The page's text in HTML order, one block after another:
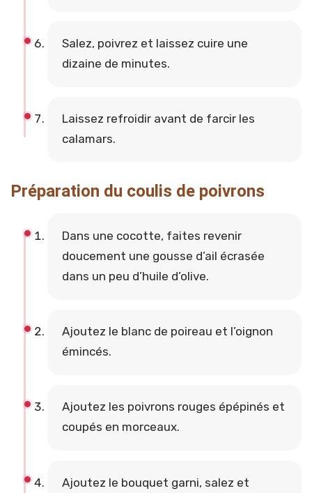
Salez, poivrez et laissez cuire une
dizaine de minutes.
Laissez refroidir avant de farcir les
calamars.
Préparation du coulis de poivrons
Dans une cocotte, faites revenir
doucement une gousse d’ail écrasée
dans un peu d’huile d’olive.
Ajoutez le blanc de poireau et l’oignon
émincés.
Ajoutez les poivrons rouges épépinés et
coupés en morceaux.
Ajoutez le bouquet garni, salez et